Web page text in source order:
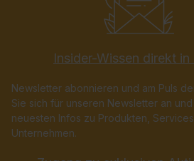
Insider-Wissen direkt
Newsletter abonnieren und am Puls
Sie sich für unseren Newsletter an
neuesten Infos zu Produkten,
Unternehmen.